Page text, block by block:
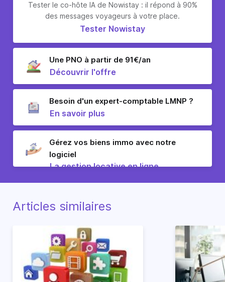
Tester le co-hôte IA de Nowistay : il répond à 90%
des messages voyageurs à votre place.
Tester Nowistay
Une PNO à partir de 91€/an
Découvrir l'offre
Besoin d'un expert-comptable LMNP ?
En savoir plus
Gérez vos biens immo avec notre
logiciel
La gestion locative en ligne
Articles similaires